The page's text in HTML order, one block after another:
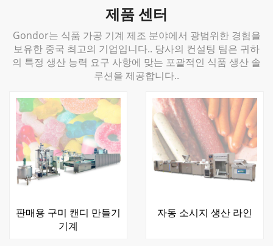
제품 센터
Gondor는 식품 가공 기계 제조 분야에서 광범위한 경험을
보유한 중국 최고의 기업입니다.. 당사의 컨설팅 팀은 귀하
의 특정 생산 능력 요구 사항에 맞는 포괄적인 식품 생산 솔
루션을 제공합니다..
판매용 구미 캔디 만들기
기계
자동 소시지 생산 라인